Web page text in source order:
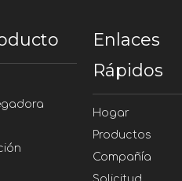
Enlaces
Rápidos
Hogar
Productos
Compañía